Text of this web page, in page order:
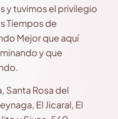
y tuvimos el privilegio
Tiempos de
Mejor que aquí
y que
Santa Rosa del
El Jicaral, El